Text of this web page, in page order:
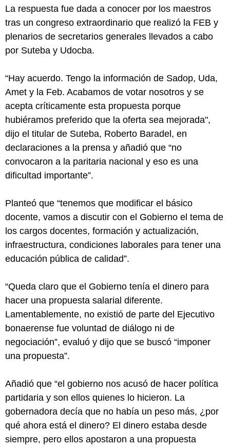
La respuesta fue dada a conocer por los maestros
tras un congreso extraordinario que realizó la FEB y
plenarios de secretarios generales llevados a cabo
por Suteba y Udocba.
“Hay acuerdo. Tengo la información de Sadop, Uda,
Amet y la Feb. Acabamos de votar nosotros y se
acepta críticamente esta propuesta porque
hubiéramos preferido que la oferta sea mejorada",
dijo el titular de Suteba, Roberto Baradel, en
declaraciones a la prensa y añadió que “no
convocaron a la paritaria nacional y eso es una
dificultad importante”.
Planteó que “tenemos que modificar el básico
docente, vamos a discutir con el Gobierno el tema de
los cargos docentes, formación y actualización,
infraestructura, condiciones laborales para tener una
educación pública de calidad”.
“Queda claro que el Gobierno tenía el dinero para
hacer una propuesta salarial diferente.
Lamentablemente, no existió de parte del Ejecutivo
bonaerense fue voluntad de diálogo ni de
negociación”, evaluó y dijo que se buscó “imponer
una propuesta”.
Añadió que “el gobierno nos acusó de hacer política
partidaria y son ellos quienes lo hicieron. La
gobernadora decía que no había un peso más, ¿por
qué ahora está el dinero? El dinero estaba desde
siempre, pero ellos apostaron a una propuesta